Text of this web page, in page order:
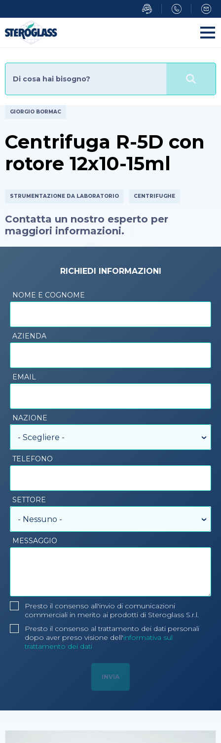
al
contenuto
principale
GIORGIO BORMAC
Centrifuga R-5D con
rotore 12x10-15ml
STRUMENTAZIONE DA LABORATORIO CENTRIFUGHE
Contatta un nostro esperto per
maggiori informazioni.
RICHIEDI INFORMAZIONI
NOME E COGNOME
AZIENDA
EMAIL
NAZIONE
- Scegliere -
TELEFONO
SETTORE
- Nessuno -
MESSAGGIO
Presto il consenso all'invio di comunicazioni
commerciali in merito ai prodotti di Steroglass S.r.l.
Presto il consenso al trattamento dei dati personali
dopo aver preso visione dell'informativa sul
trattamento dei dati